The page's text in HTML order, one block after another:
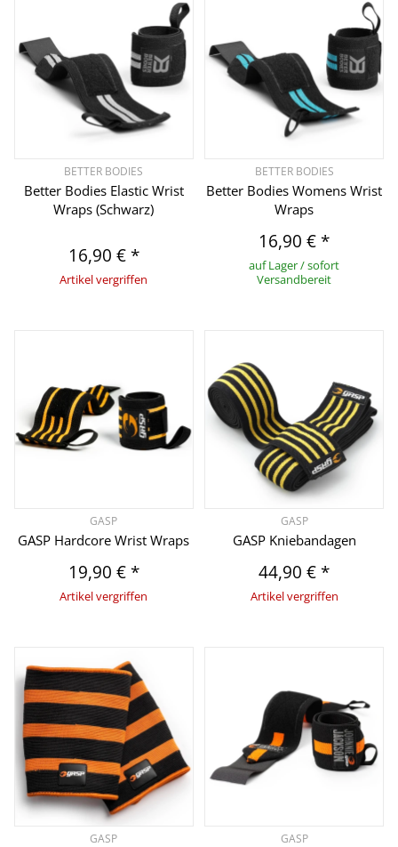
BETTER BODIES
Better Bodies Elastic Wrist
Wraps (Schwarz)
16,90 € *
Artikel vergriffen
BETTER BODIES
Better Bodies Womens Wrist
Wraps
16,90 € *
auf Lager / sofort
Versandbereit
GASP
GASP Hardcore Wrist Wraps
19,90 € *
Artikel vergriffen
GASP
GASP Kniebandagen
44,90 € *
Artikel vergriffen
GASP GASP